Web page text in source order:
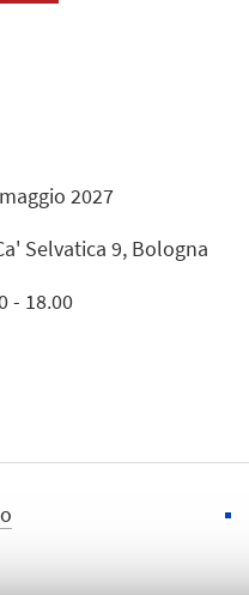
2027
Selvatica 9, Bologna
- 18.00